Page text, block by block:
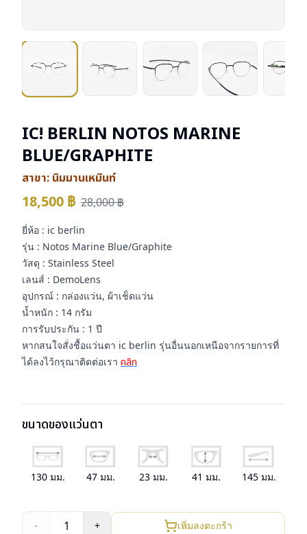
IC! BERLIN NOTOS MARINE
BLUE/GRAPHITE
สาขา: นิมมานเหมินท์
18,500 ฿ 28,000฿
ยี่ห้อ : ic berlin
รุ่น : Notos Marine Blue/Graphite
วัสดุ : Stainless Steel
เลนส์ : DemoLens
อุปกรณ์ : กล่องแว่น, ผ้าเช็ดแว่น
น้ำหนัก : 14 กรัม
การรับประกัน : 1 ปี
หากสนใจสั่งชื้อแว่นตา ic berlin รุ่นอื่นนอกเหนือจากรายการที่
ได้ลงไว้กรุณาติดต่อเรา คลิก
ขนาดของแว่นตา
130 มม. 47 มม. 23มม. 41 มม. 145มม.
- 1 + เพิ่มลงตะกร้า